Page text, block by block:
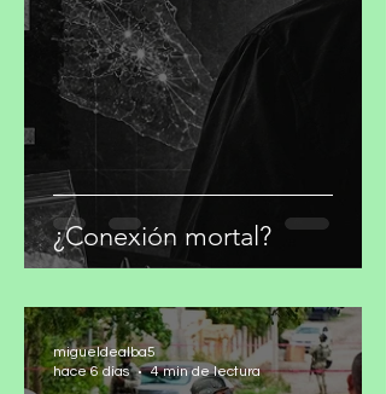
migueldealba5
hace 4 días
4 min de lectura